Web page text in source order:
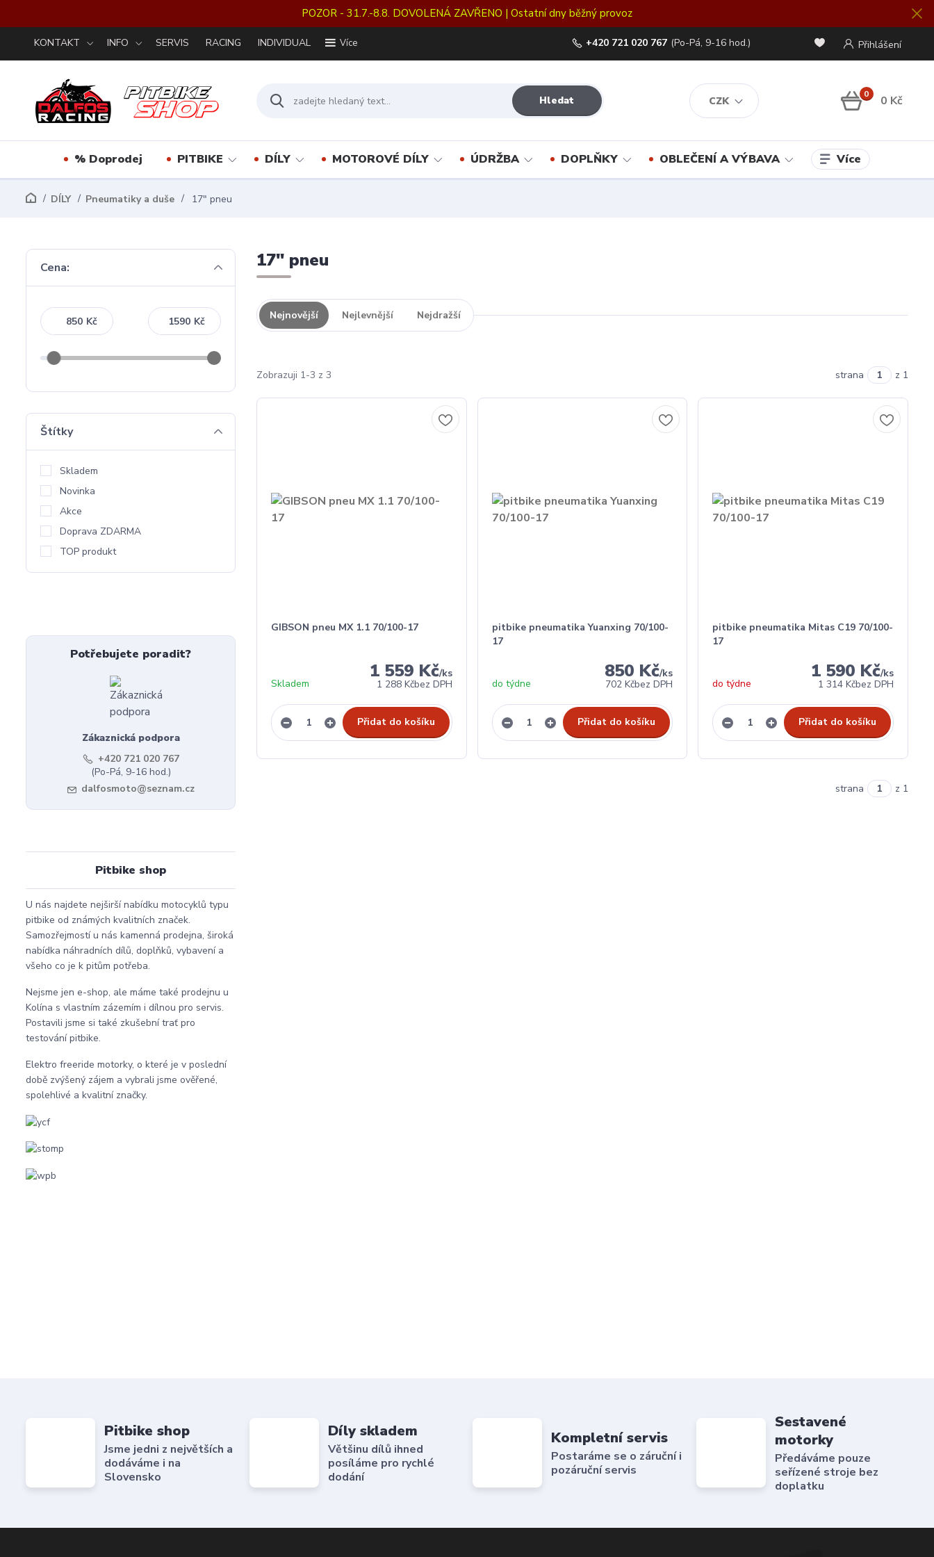
POZOR - 31.7.-8.8. DOVOLENÁ ZAVŘENO | Ostatní dny běžný provoz
KONTAKT INFO SERVIS RACING INDIVIDUAL Více
CZK
Přihlášení
Hledat
+420 721 020 767 (Po-Pá, 9-16 hod.)
0 0 Kč
% Doprodej PITBIKE DÍLY MOTOROVÉ DÍLY ÚDRŽBA DOPLŇKY OBLEČENÍ A VÝBAVA Více
DÍLY Pneumatiky a duše 17" pneu
17" pneu
Nejnovější Nejlevnější Nejdražší
Zobrazuji 1-3 z 3 strana z 1
GIBSON pneu MX 1.1 70/100-17
1 559 Kč/ks
1 288 Kčbez DPH
Skladem
Přidat do košíku
pitbike pneumatika Yuanxing 70/100-
17
850 Kč/ks
702 Kčbez DPH
do týdne
Přidat do košíku
pitbike pneumatika Mitas C19 70/100-
17
1 590 Kč/ks
1 314 Kčbez DPH
do týdne
Přidat do košíku
strana z 1
Cena:
Kč Kč
Štítky
Skladem
Novinka
Akce
Doprava ZDARMA
TOP produkt
Potřebujete poradit?
Zákaznická podpora
+420 721 020 767
(Po-Pá, 9-16 hod.)
dalfosmoto@seznam.cz
Pitbike shop
U nás najdete nejširší nabídku motocyklů typu
pitbike od známých kvalitních značek.
Samozřejmostí u nás kamenná prodejna, široká
nabídka náhradních dílů, doplňků, vybavení a
všeho co je k pitům potřeba.
Nejsme jen e-shop, ale máme také prodejnu u
Kolína s vlastním zázemím i dílnou pro servis.
Postavili jsme si také zkušební trať pro
testování pitbike.
Elektro freeride motorky, o které je v poslední
době zvýšený zájem a vybrali jsme ověřené,
spolehlivé a kvalitní značky.
Pitbike shop
Jsme jedni z největších a
dodáváme i na
Slovensko
Díly skladem
Většinu dílů ihned
posíláme pro rychlé
dodání
Kompletní servis
Postaráme se o záruční i
pozáruční servis
Sestavené
motorky
Předáváme pouze
seřízené stroje bez
doplatku